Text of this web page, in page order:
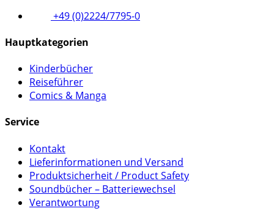
+49 (0)2224/7795-0
Hauptkategorien
Kinderbücher
Reiseführer
Comics & Manga
Service
Kontakt
Lieferinformationen und Versand
Produktsicherheit / Product Safety
Soundbücher – Batteriewechsel
Verantwortung